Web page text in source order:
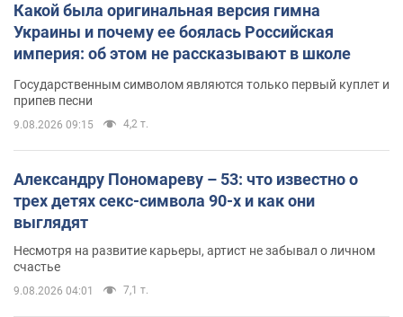
Какой была оригинальная версия гимна
Украины и почему ее боялась Российская
империя: об этом не рассказывают в школе
Государственным символом являются только первый куплет и
припев песни
9.08.2026 09:15 4,2 т.
Александру Пономареву – 53: что известно о
трех детях секс-символа 90-х и как они
выглядят
Несмотря на развитие карьеры, артист не забывал о личном
счастье
9.08.2026 04:01 7,1 т.